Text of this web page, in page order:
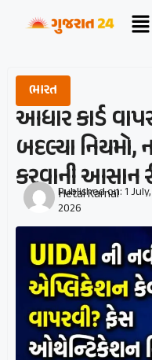
ભારત
આધાર કાર્ડ
બદલ્યા
કરવાની આસાન
Hetal Karnal
Published on:1 July,
2026